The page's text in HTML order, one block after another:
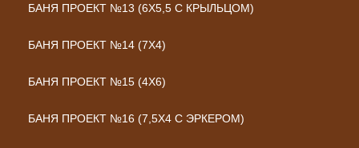
БАНЯ ПРОЕКТ №13 (6Х5,5 С КРЫЛЬЦОМ)
БАНЯ ПРОЕКТ №14 (7Х4)
БАНЯ ПРОЕКТ №15 (4Х6)
БАНЯ ПРОЕКТ №16 (7,5Х4 С ЭРКЕРОМ)